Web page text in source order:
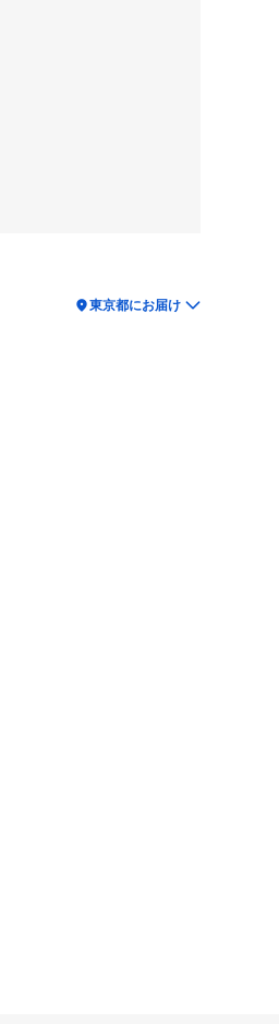
location_on東京都にお届け